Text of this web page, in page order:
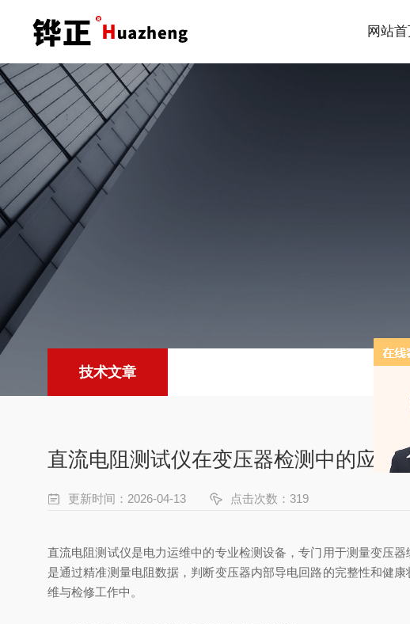
网站
技术文章
直流电阻测试仪在变压器检测中的应用
更新时间：2026-04-13 点击次数：319
直流电阻测试仪是电力运维中的专业检测设备，专门用于测量变压
是通过精准测量电阻数据，判断变压器内部导电回路的完整性和健
维与检修工作中。